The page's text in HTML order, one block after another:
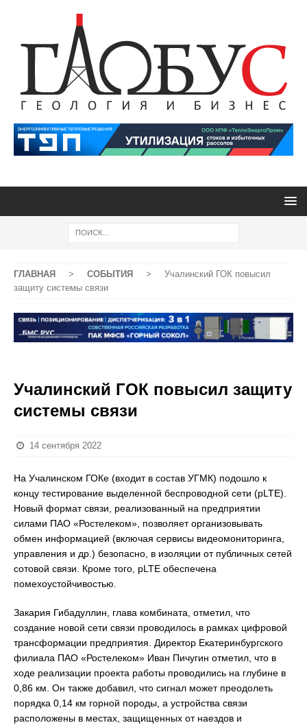
ГЛАВНАЯ > СОБЫТИЯ >
Учалинский ГОК повысил
защиту системы связи
Учалинский ГОК повысил защиту
системы связи
14 сентября 2022
На Учалинском ГОКе (входит в состав УГМК) подошло к
концу тестирование выделенной беспроводной сети (pLTE).
Новый формат связи, реализованный на предприятии
силами ПАО «Ростелеком», позволяет организовывать
обмен информацией (включая сервисы видеомониторинга,
управления и др.) безопасно, в изоляции от публичных сетей
сотовой связи. Кроме того, pLTE обеспечена
помехоустойчивостью.
Закария Гибадуллин, глава комбината, отметил, что
создание новой сети связи проводилось в рамках цифровой
трансформации предприятия. Директор Екатеринбургского
филиала ПАО «Ростелеком» Иван Пичугин отметил, что в
ходе реализации проекта работы проводились на глубине в
0,86 км. Он также добавил, что сигнал может преодолеть
порядка 0,14 км горной породы, а устройства связи
расположены в местах, защищенных от наездов и